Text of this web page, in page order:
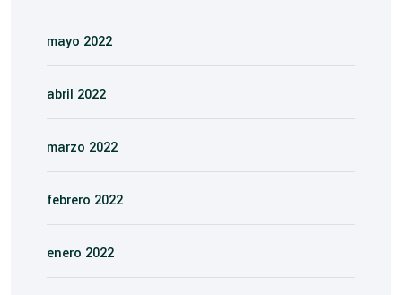
mayo 2022
abril 2022
marzo 2022
febrero 2022
enero 2022